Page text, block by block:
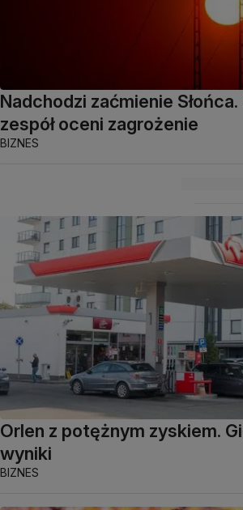
Nadchodzi zaćmienie
zespół oceni zagrożenie
BIZNES
Orlen z potężnym zyskiem.
wyniki
BIZNES